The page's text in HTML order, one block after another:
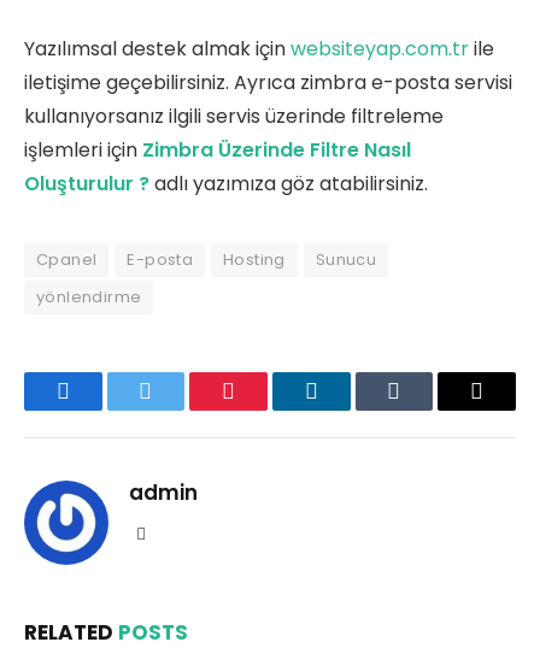
Yazılımsal destek almak içinwebsiteyap.com.trile
iletişime geçebilirsiniz. Ayrıca zimbra e-posta servisi
kullanıyorsanız ilgili servis üzerinde filtreleme
işlemleri için Zimbra Üzerinde Filtre Nasıl
Oluşturulur ?adlı yazımıza göz atabilirsiniz.
Cpanel E-posta Hosting
Sunucu
yönlendirme
FacebookTwitter Pinterest LinkedInTumblr Email
admin
RELATED POSTS